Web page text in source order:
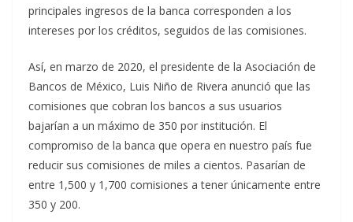
principales ingresos de la banca corresponden a los
intereses por los créditos, seguidos de las comisiones.
Así, en marzo de 2020, el presidente de la Asociación de
Bancos de México, Luis Niño de Rivera anunció que las
comisiones que cobran los bancos a sus usuarios
bajarían a un máximo de 350 por institución. El
compromiso de la banca que opera en nuestro país fue
reducir sus comisiones de miles a cientos. Pasarían de
entre 1,500 y 1,700 comisiones a tener únicamente entre
350 y 200.